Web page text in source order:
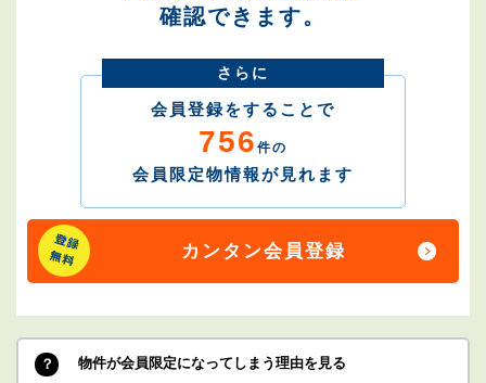
確認できます。
さらに
会員登録をすることで
756 件の
会員限定物情報が見れます
カンタン会員登録
物件が会員限定になってしまう理由を見る